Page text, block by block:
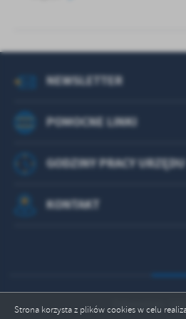
Strona korzysta z plików cookies w celu
POMOCNE LINKI
NEWSLETTER
GODZINY PRACY URZĘDU
KONTAKT
Odwiedzin: